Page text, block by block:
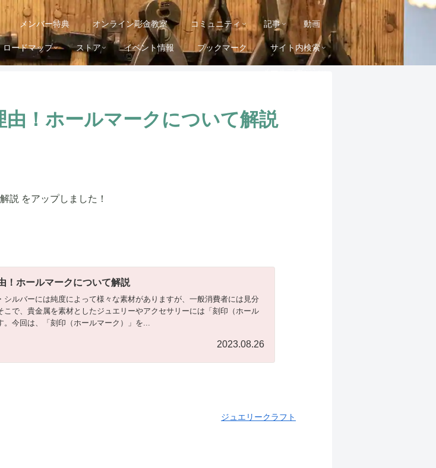
メンバー特典 オンライン彫金教室 コミュニティ 記事 動画
ロードマップ ストア イベント情報 ブックマーク サイト内検索
！ホールマークについて解説
説 をアップしました！
！ホールマークについて解説
シルバーには純度によって様々な素材がありますが、一般消費者には見分
こで、貴金属を素材としたジュエリーやアクセサリーには「刻印（ホール
。今回は、「刻印（ホールマーク）」を...
2023.08.26
ジュエリークラフト